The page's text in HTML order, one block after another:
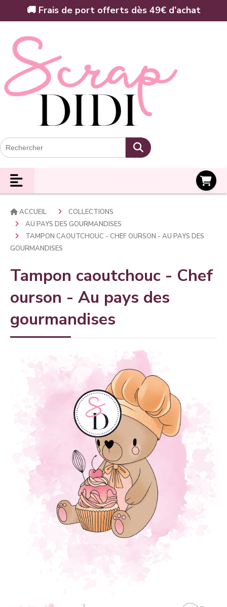
🚚 Frais de port offerts dès 49€ d’achat
ACCUEIL
COLLECTIONS
AU PAYS DES GOURMANDISES
TAMPON CAOUTCHOUC - CHEF OURSON - AU PAYS DES
GOURMANDISES
Tampon caoutchouc - Chef
ourson - Au pays des
gourmandises